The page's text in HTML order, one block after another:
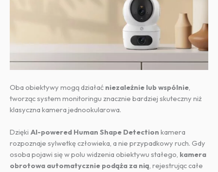
Oba obiektywy mogą działać niezależnie lub wspólnie
tworząc system monitoringu znacznie bardziej skuteczny niż
klasyczna kamera jednookularowa.
Dzięki AI-powered Human Shape Detection kamera
rozpoznaje sylwetkę człowieka, a nie przypadkowy ruch. Gdy
osoba pojawi się w polu widzenia obiektywu stałego, kamera
obrotowa automatycznie podąża za nią, rejestrując całe